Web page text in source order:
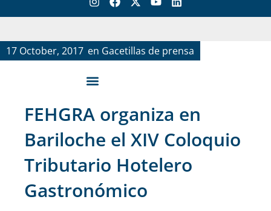
17 October, 2017 en Gacetillas de prensa
FEHGRA organiza en
Bariloche el XIV Coloquio
Tributario Hotelero
Gastronómico